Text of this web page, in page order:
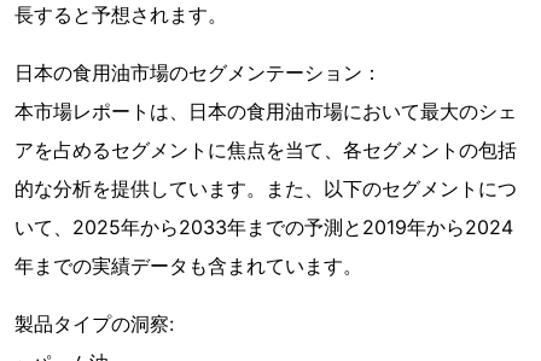
長すると予想されます。
日本の食用油市場のセグメンテーション：
本市場レポートは、日本の食用油市場において最大のシェ
アを占めるセグメントに焦点を当て、各セグメントの包括
的な分析を提供しています。また、以下のセグメントにつ
いて、2025年から2033年までの予測と2019年から2024
年までの実績データも含まれています。
製品タイプの洞察: